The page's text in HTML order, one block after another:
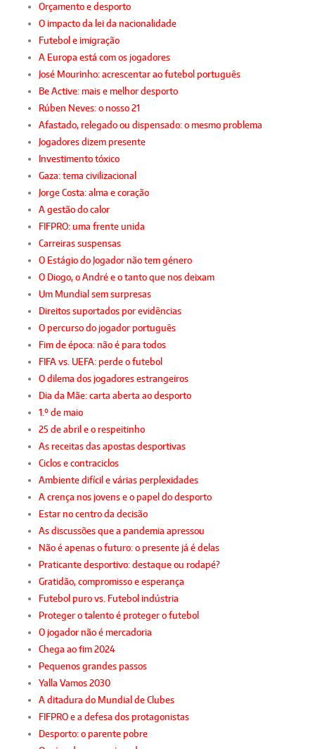
Orçamento e desporto
O impacto da lei da nacionalidade
Futebol e imigração
A Europa está com os jogadores
José Mourinho: acrescentar ao futebol português
Be Active: mais e melhor desporto
Rúben Neves: o nosso 21
Afastado, relegado ou dispensado: o mesmo problema
Jogadores dizem presente
Investimento tóxico
Gaza: tema civilizacional
Jorge Costa: alma e coração
A gestão do calor
FIFPRO: uma frente unida
Carreiras suspensas
O Estágio do Jogador não tem género
O Diogo, o André e o tanto que nos deixam
Um Mundial sem surpresas
Direitos suportados por evidências
O percurso do jogador português
Fim de época: não é para todos
FIFA vs. UEFA: perde o futebol
O dilema dos jogadores estrangeiros
Dia da Mãe: carta aberta ao desporto
1.º de maio
25 de abril e o respeitinho
As receitas das apostas desportivas
Ciclos e contraciclos
Ambiente difícil e várias perplexidades
A crença nos jovens e o papel do desporto
Estar no centro da decisão
As discussões que a pandemia apressou
Não é apenas o futuro: o presente já é delas
Praticante desportivo: destaque ou rodapé?
Gratidão, compromisso e esperança
Futebol puro vs. Futebol indústria
Proteger o talento é proteger o futebol
O jogador não é mercadoria
Chega ao fim 2024
Pequenos grandes passos
Yalla Vamos 2030
A ditadura do Mundial de Clubes
FIFPRO e a defesa dos protagonistas
Desporto: o parente pobre